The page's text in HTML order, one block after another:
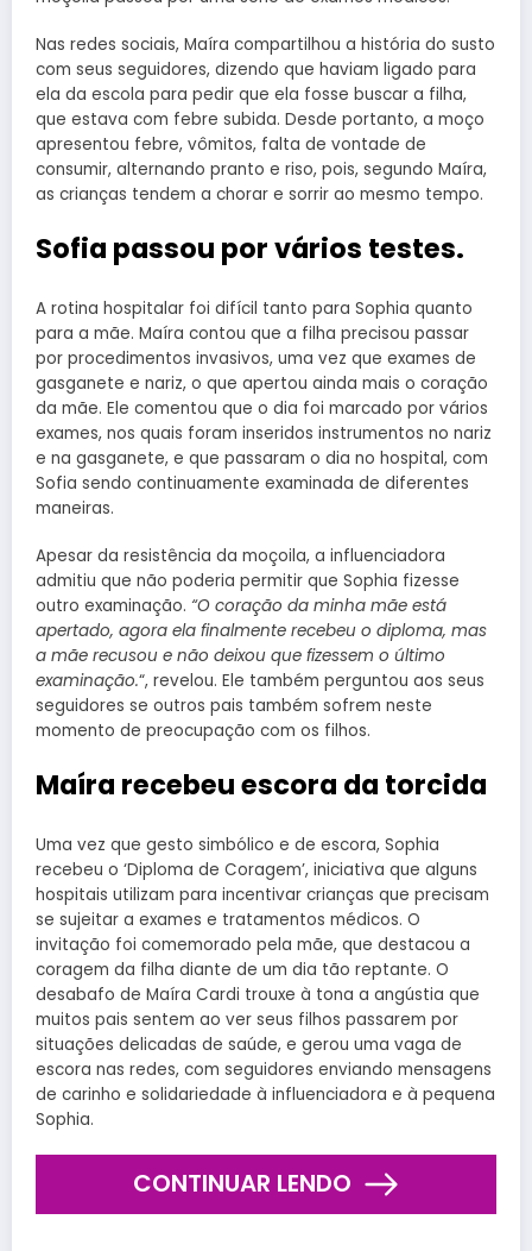
Nas redes sociais, Maíra compartilhou a história do susto
com seus seguidores, dizendo que haviam ligado para
ela da escola para pedir que ela fosse buscar a filha,
que estava com febre subida. Desde portanto, a moço
apresentou febre, vômitos, falta de vontade de
consumir, alternando pranto e riso, pois, segundo Maíra,
as crianças tendem a chorar e sorrir ao mesmo tempo.
Sofia passou por vários testes.
A rotina hospitalar foi difícil tanto para Sophia quanto
para a mãe. Maíra contou que a filha precisou passar
por procedimentos invasivos, uma vez que exames de
gasganete e nariz, o que apertou ainda mais o coração
da mãe. Ele comentou que o dia foi marcado por vários
exames, nos quais foram inseridos instrumentos no nariz
e na gasganete, e que passaram o dia no hospital, com
Sofia sendo continuamente examinada de diferentes
maneiras.
Apesar da resistência da moçoila, a influenciadora
admitiu que não poderia permitir que Sophia fizesse
outro examinação. “O coração da minha mãe está
apertado, agora ela finalmente recebeu o diploma, mas
a mãe recusou e não deixou que fizessem o último
examinação.“, revelou. Ele também perguntou aos seus
seguidores se outros pais também sofrem neste
momento de preocupação com os filhos.
Maíra recebeu escora da torcida
Uma vez que gesto simbólico e de escora, Sophia
recebeu o ‘Diploma de Coragem’, iniciativa que alguns
hospitais utilizam para incentivar crianças que precisam
se sujeitar a exames e tratamentos médicos. O
invitação foi comemorado pela mãe, que destacou a
coragem da filha diante de um dia tão reptante. O
desabafo de Maíra Cardi trouxe à tona a angústia que
muitos pais sentem ao ver seus filhos passarem por
situações delicadas de saúde, e gerou uma vaga de
escora nas redes, com seguidores enviando mensagens
de carinho e solidariedade à influenciadora e à pequena
Sophia.
CONTINUAR LENDO